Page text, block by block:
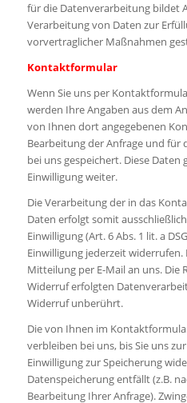
für die Datenverarbeitung bildet
Verarbeitung von Daten zur
vorvertraglicher Maßnahmen
Kontaktformular
Wenn Sie uns per
werden Ihre Angaben aus dem
von Ihnen dort angegebenen
Bearbeitung der Anfrage und für
bei uns gespeichert. Diese
Einwilligung weiter.
Die Verarbeitung der in das
Daten erfolgt somit
Einwilligung (Art. 6 Abs. 1 lit. a
Einwilligung jederzeit
Mitteilung per E-Mail an uns. Die
Widerruf erfolgten
Widerruf unberührt.
Die von Ihnen im
verbleiben bei uns, bis Sie uns
Einwilligung zur Speicherung
Datenspeicherung entfällt (z.B.
Bearbeitung Ihrer Anfrage).